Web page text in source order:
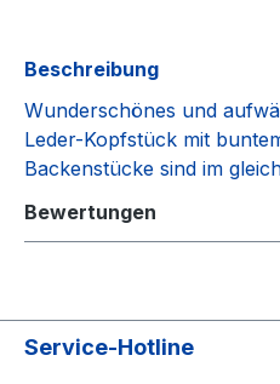
Beschreibung
Wunderschönes und
Leder-Kopfstück mit
Backenstücke sind im
Bewertungen
Service-Hotline